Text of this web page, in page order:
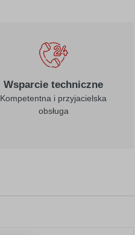
Wsparcie techniczne
Kompetentna i przyjacielska
obsługa